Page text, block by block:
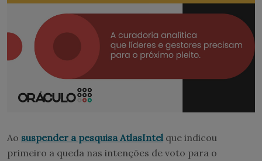
Ao suspender a pesquisa AtlasIntel que indicou
primeiro a queda nas intenções de voto para o